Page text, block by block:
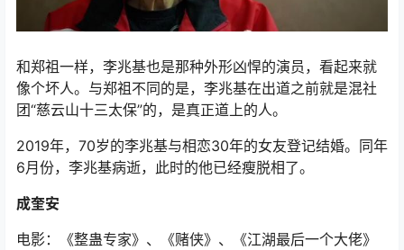
和郑祖一样，李兆基也是那种外形凶悍的演员，看起来就
像个坏人。与郑祖不同的是，李兆基在出道之前就是混社
团“慈云山十三太保”的，是真正道上的人。
2019年，70岁的李兆基与相恋30年的女友登记结婚。同年
6月份，李兆基病逝，此时的他已经瘦脱相了。
成奎安
电影：《整蛊专家》、《赌侠》、《江湖最后一个大佬》